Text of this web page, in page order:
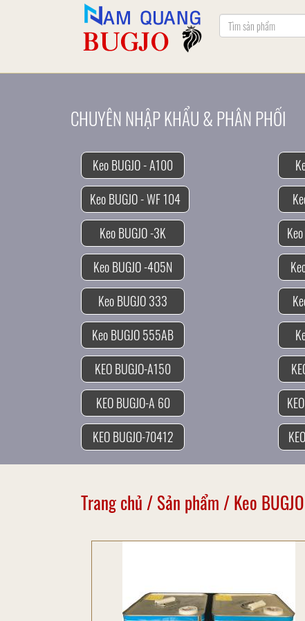
CHUYÊN NHẬP KHẨU & PHÂN PHỐI
Keo BUGJO - A100
Keo BUGJO - WF 104
Keo BUGJO -3K
Keo BUGJO -405N
Keo BUGJO 333
Keo BUGJO 555AB
KEO BUGJO-A150
KEO BUGJO-A 60
KEO BUGJO-70412
Trang chủ /Sản phẩm /Keo